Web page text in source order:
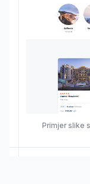
Primjer slike